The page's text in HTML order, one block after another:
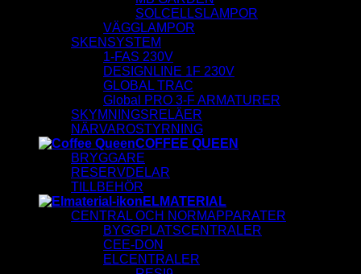
SOLCELLSLAMPOR
VÄGGLAMPOR
SKENSYSTEM
1-FAS 230V
DESIGNLINE 1F 230V
GLOBAL TRAC
Global PRO 3-F ARMATURER
SKYMNINGSRELÄER
NÄRVAROSTYRNING
COFFEE QUEEN
BRYGGARE
RESERVDELAR
TILLBEHÖR
ELMATERIAL
CENTRAL OCH NORMAPPARATER
BYGGPLATSCENTRALER
CEE-DON
ELCENTRALER